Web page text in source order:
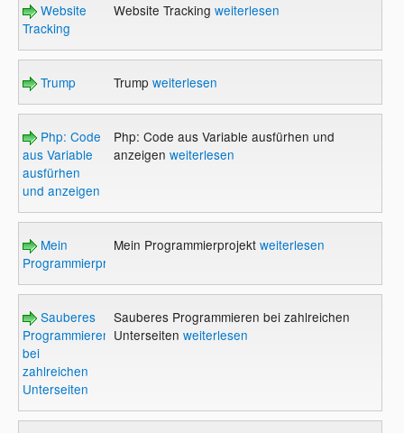
Website
Tracking
Website Tracking weiterlesen
Trump Trump weiterlesen
Php: Code
aus Variable
ausfürhen
und anzeigen
Php: Code aus Variable ausfürhen und
anzeigen weiterlesen
Mein
Programmierprojekt
Mein Programmierprojekt weiterlesen
Sauberes
Programmieren
bei
zahlreichen
Unterseiten
Sauberes Programmieren bei zahlreichen
Unterseiten weiterlesen